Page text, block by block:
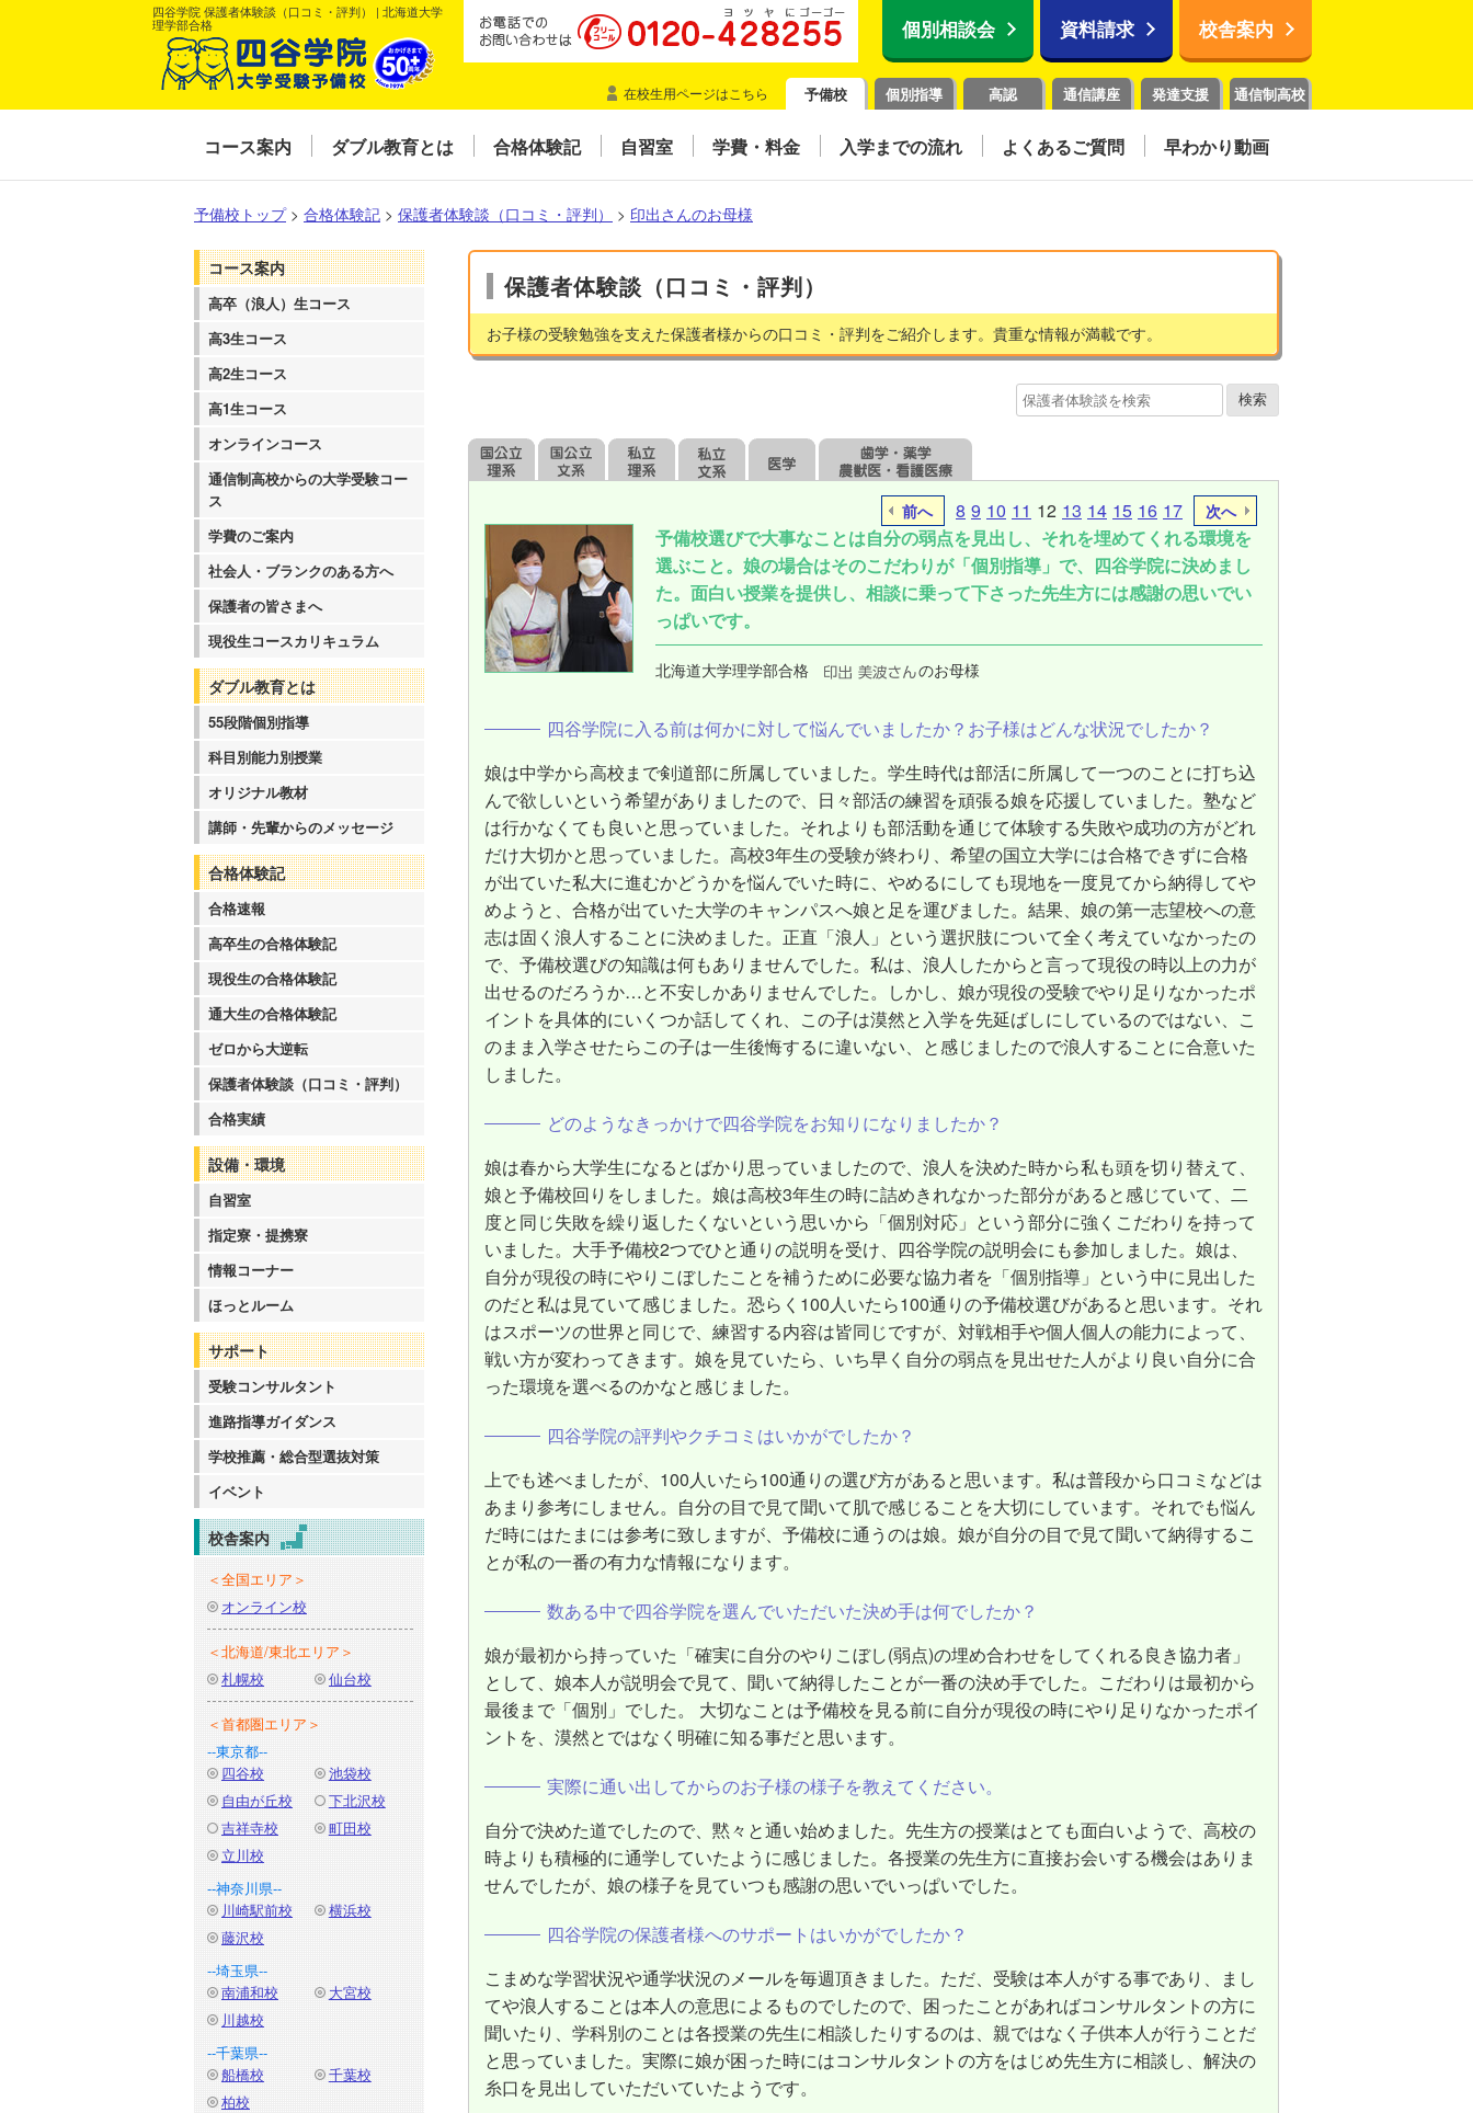
四谷学院 保護者体験談（口コミ・評判） | 北海道大学
理学部合格
個別相談会 資料請求 校舎案内
在校生用ページはこちら 予備校 個別指導 高認 通信講座 発達支援 通信制高校
コース案内 ダブル教育とは 合格体験記 自習室 学費・料金 入学までの流れ よくあるご質問 早わかり動画
予備校トップ > 合格体験記 > 保護者体験談（口コミ・評判） > 印出さんのお母様
コース案内
高卒（浪人）生コース
高3生コース
高2生コース
高1生コース
オンラインコース
通信制高校からの大学受験コー
ス
学費のご案内
社会人・ブランクのある方へ
保護者の皆さまへ
現役生コースカリキュラム
ダブル教育とは
55段階個別指導
科目別能力別授業
オリジナル教材
講師・先輩からのメッセージ
合格体験記
合格速報
高卒生の合格体験記
現役生の合格体験記
通大生の合格体験記
ゼロから大逆転
保護者体験談（口コミ・評判）
合格実績
設備・環境
自習室
指定寮・提携寮
情報コーナー
ほっとルーム
サポート
受験コンサルタント
進路指導ガイダンス
学校推薦・総合型選抜対策
イベント
校舎案内
＜全国エリア＞
オンライン校
＜北海道/東北エリア＞
札幌校
仙台校
＜首都圏エリア＞
--東京都--
四谷校
池袋校
自由が丘校
下北沢校
吉祥寺校
町田校
立川校
--神奈川県--
川崎駅前校
横浜校
藤沢校
--埼玉県--
南浦和校
大宮校
川越校
--千葉県--
船橋校
千葉校
柏校
保護者体験談（口コミ・評判）
お子様の受験勉強を支えた保護者様からの口コミ・評判をご紹介します。貴重な情報が満載です。
前へ 8 9 10 11 12 13 14 15 16 17 次へ
予備校選びで大事なことは自分の弱点を見出し、それを埋めてくれる環境を
選ぶこと。娘の場合はそのこだわりが「個別指導」で、四谷学院に決めまし
た。面白い授業を提供し、相談に乗って下さった先生方には感謝の思いでい
っぱいです。
北海道大学理学部合格 のお母様
四谷学院に入る前は何かに対して悩んでいましたか？お子様はどんな状況でしたか？
娘は中学から高校まで剣道部に所属していました。学生時代は部活に所属して一つのことに打ち込
んで欲しいという希望がありましたので、日々部活の練習を頑張る娘を応援していました。塾など
は行かなくても良いと思っていました。それよりも部活動を通じて体験する失敗や成功の方がどれ
だけ大切かと思っていました。高校3年生の受験が終わり、希望の国立大学には合格できずに合格
が出ていた私大に進むかどうかを悩んでいた時に、やめるにしても現地を一度見てから納得してや
めようと、合格が出ていた大学のキャンパスへ娘と足を運びました。結果、娘の第一志望校への意
志は固く浪人することに決めました。正直「浪人」という選択肢について全く考えていなかったの
で、予備校選びの知識は何もありませんでした。私は、浪人したからと言って現役の時以上の力が
出せるのだろうか…と不安しかありませんでした。しかし、娘が現役の受験でやり足りなかったポ
イントを具体的にいくつか話してくれ、この子は漠然と入学を先延ばしにしているのではない、こ
のまま入学させたらこの子は一生後悔するに違いない、と感じましたので浪人することに合意いた
しました。
どのようなきっかけで四谷学院をお知りになりましたか？
娘は春から大学生になるとばかり思っていましたので、浪人を決めた時から私も頭を切り替えて、
娘と予備校回りをしました。娘は高校3年生の時に詰めきれなかった部分があると感じていて、二
度と同じ失敗を繰り返したくないという思いから「個別対応」という部分に強くこだわりを持って
いました。大手予備校2つでひと通りの説明を受け、四谷学院の説明会にも参加しました。娘は、
自分が現役の時にやりこぼしたことを補うために必要な協力者を「個別指導」という中に見出した
のだと私は見ていて感じました。恐らく100人いたら100通りの予備校選びがあると思います。それ
はスポーツの世界と同じで、練習する内容は皆同じですが、対戦相手や個人個人の能力によって、
戦い方が変わってきます。娘を見ていたら、いち早く自分の弱点を見出せた人がより良い自分に合
った環境を選べるのかなと感じました。
四谷学院の評判やクチコミはいかがでしたか？
上でも述べましたが、100人いたら100通りの選び方があると思います。私は普段から口コミなどは
あまり参考にしません。自分の目で見て聞いて肌で感じることを大切にしています。それでも悩ん
だ時にはたまには参考に致しますが、予備校に通うのは娘。娘が自分の目で見て聞いて納得するこ
とが私の一番の有力な情報になります。
数ある中で四谷学院を選んでいただいた決め手は何でしたか？
娘が最初から持っていた「確実に自分のやりこぼし(弱点)の埋め合わせをしてくれる良き協力者」
として、娘本人が説明会で見て、聞いて納得したことが一番の決め手でした。こだわりは最初から
最後まで「個別」でした。 大切なことは予備校を見る前に自分が現役の時にやり足りなかったポイ
ントを、漠然とではなく明確に知る事だと思います。
実際に通い出してからのお子様の様子を教えてください。
自分で決めた道でしたので、黙々と通い始めました。先生方の授業はとても面白いようで、高校の
時よりも積極的に通学していたように感じました。各授業の先生方に直接お会いする機会はありま
せんでしたが、娘の様子を見ていつも感謝の思いでいっぱいでした。
四谷学院の保護者様へのサポートはいかがでしたか？
こまめな学習状況や通学状況のメールを毎週頂きました。ただ、受験は本人がする事であり、まし
てや浪人することは本人の意思によるものでしたので、困ったことがあればコンサルタントの方に
聞いたり、学科別のことは各授業の先生に相談したりするのは、親ではなく子供本人が行うことだ
と思っていました。実際に娘が困った時にはコンサルタントの方をはじめ先生方に相談し、解決の
糸口を見出していただいていたようです。